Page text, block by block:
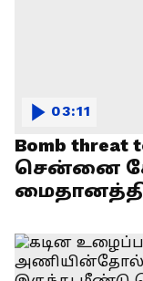
Bomb threat
சென்னை
03:11